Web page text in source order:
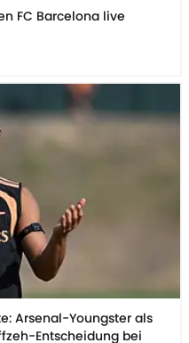
FC Barcelona live
Arsenal-Youngster als
Entscheidung bei